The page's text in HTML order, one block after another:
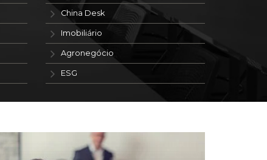
China Desk
Imobiliário
Agronegócio
ESG